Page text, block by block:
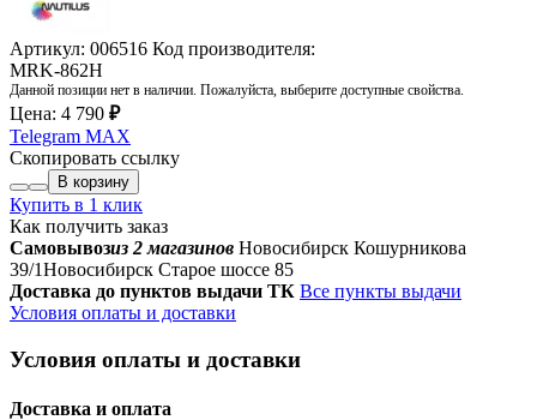
Артикул: 006516 Код производителя:
MRK-862H
Данной позиции нет в наличии. Пожалуйста, выберите доступные свойства.
Цена: 4 790 ₽
Telegram MAX
Скопировать ссылку
В корзину
Купить в 1 клик
Как получить заказ
Самовывозиз 2 магазинов Новосибирск Кошурникова
39/1Новосибирск Старое шоссе 85
Доставка до пунктов выдачи ТК Все пункты выдачи
Условия оплаты и доставки
Условия оплаты и доставки
Доставка и оплата